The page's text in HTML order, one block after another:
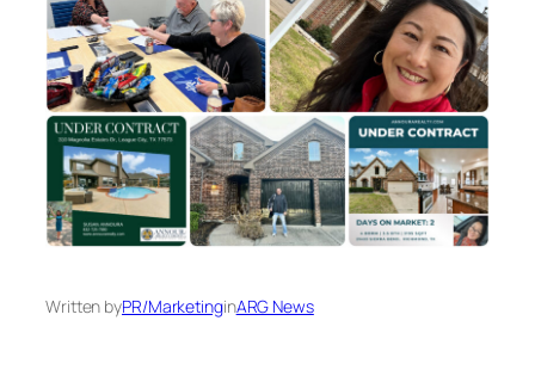
Written byPR/MarketinginARG News